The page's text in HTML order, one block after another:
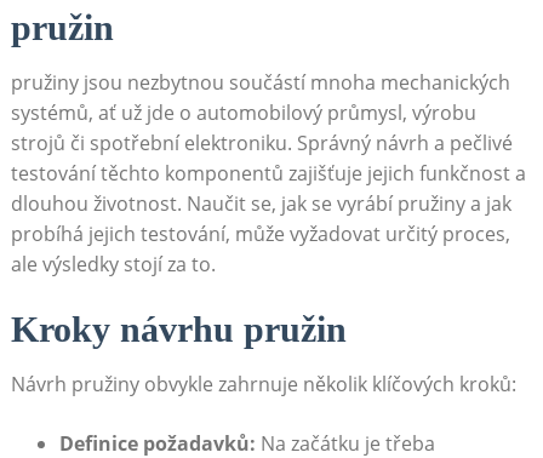
⁤pružin
pružiny jsou nezbytnou součástí mnoha mechanických
systémů,‌ ať už jde o automobilový průmysl, ‍výrobu
‌strojů ‍či spotřební ⁣elektroniku. ⁤Správný návrh ⁣a pečlivé
testování těchto komponentů⁢ zajišťuje jejich funkčnost ​a
dlouhou životnost. ⁢Naučit ​se, jak se ⁣vyrábí pružiny a jak
⁢probíhá jejich testování, může​ vyžadovat určitý proces,
ale výsledky stojí za to.
Kroky návrhu pružin
Návrh pružiny ⁢obvykle ⁢zahrnuje ⁤několik klíčových kroků:
Definice požadavků: Na začátku je třeba